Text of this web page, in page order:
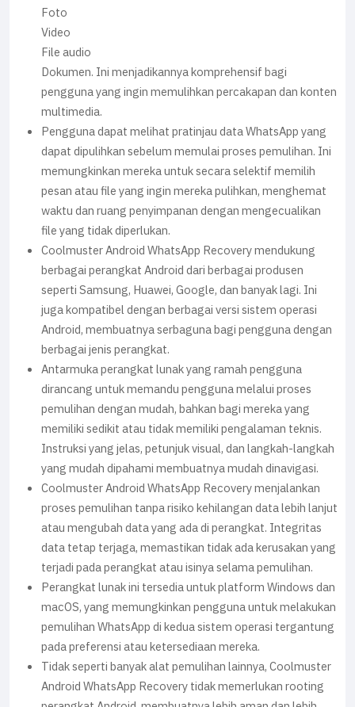
Foto
Video
File audio
Dokumen. Ini menjadikannya komprehensif bagi
pengguna yang ingin memulihkan percakapan dan konten
multimedia.
Pengguna dapat melihat pratinjau data WhatsApp yang
dapat dipulihkan sebelum memulai proses pemulihan. Ini
memungkinkan mereka untuk secara selektif memilih
pesan atau file yang ingin mereka pulihkan, menghemat
waktu dan ruang penyimpanan dengan mengecualikan
file yang tidak diperlukan.
Coolmuster Android WhatsApp Recovery mendukung
berbagai perangkat Android dari berbagai produsen
seperti Samsung, Huawei, Google, dan banyak lagi. Ini
juga kompatibel dengan berbagai versi sistem operasi
Android, membuatnya serbaguna bagi pengguna dengan
berbagai jenis perangkat.
Antarmuka perangkat lunak yang ramah pengguna
dirancang untuk memandu pengguna melalui proses
pemulihan dengan mudah, bahkan bagi mereka yang
memiliki sedikit atau tidak memiliki pengalaman teknis.
Instruksi yang jelas, petunjuk visual, dan langkah-langkah
yang mudah dipahami membuatnya mudah dinavigasi.
Coolmuster Android WhatsApp Recovery menjalankan
proses pemulihan tanpa risiko kehilangan data lebih lanjut
atau mengubah data yang ada di perangkat. Integritas
data tetap terjaga, memastikan tidak ada kerusakan yang
terjadi pada perangkat atau isinya selama pemulihan.
Perangkat lunak ini tersedia untuk platform Windows dan
macOS, yang memungkinkan pengguna untuk melakukan
pemulihan WhatsApp di kedua sistem operasi tergantung
pada preferensi atau ketersediaan mereka.
Tidak seperti banyak alat pemulihan lainnya, Coolmuster
Android WhatsApp Recovery tidak memerlukan rooting